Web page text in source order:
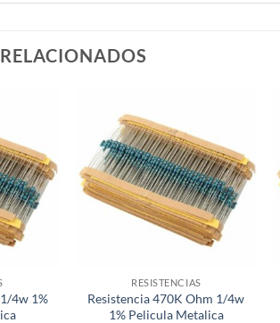
4w 1%
RESISTENCIAS
Resistencia 470K Ohm 1/4w
1% Pelicula Metalica